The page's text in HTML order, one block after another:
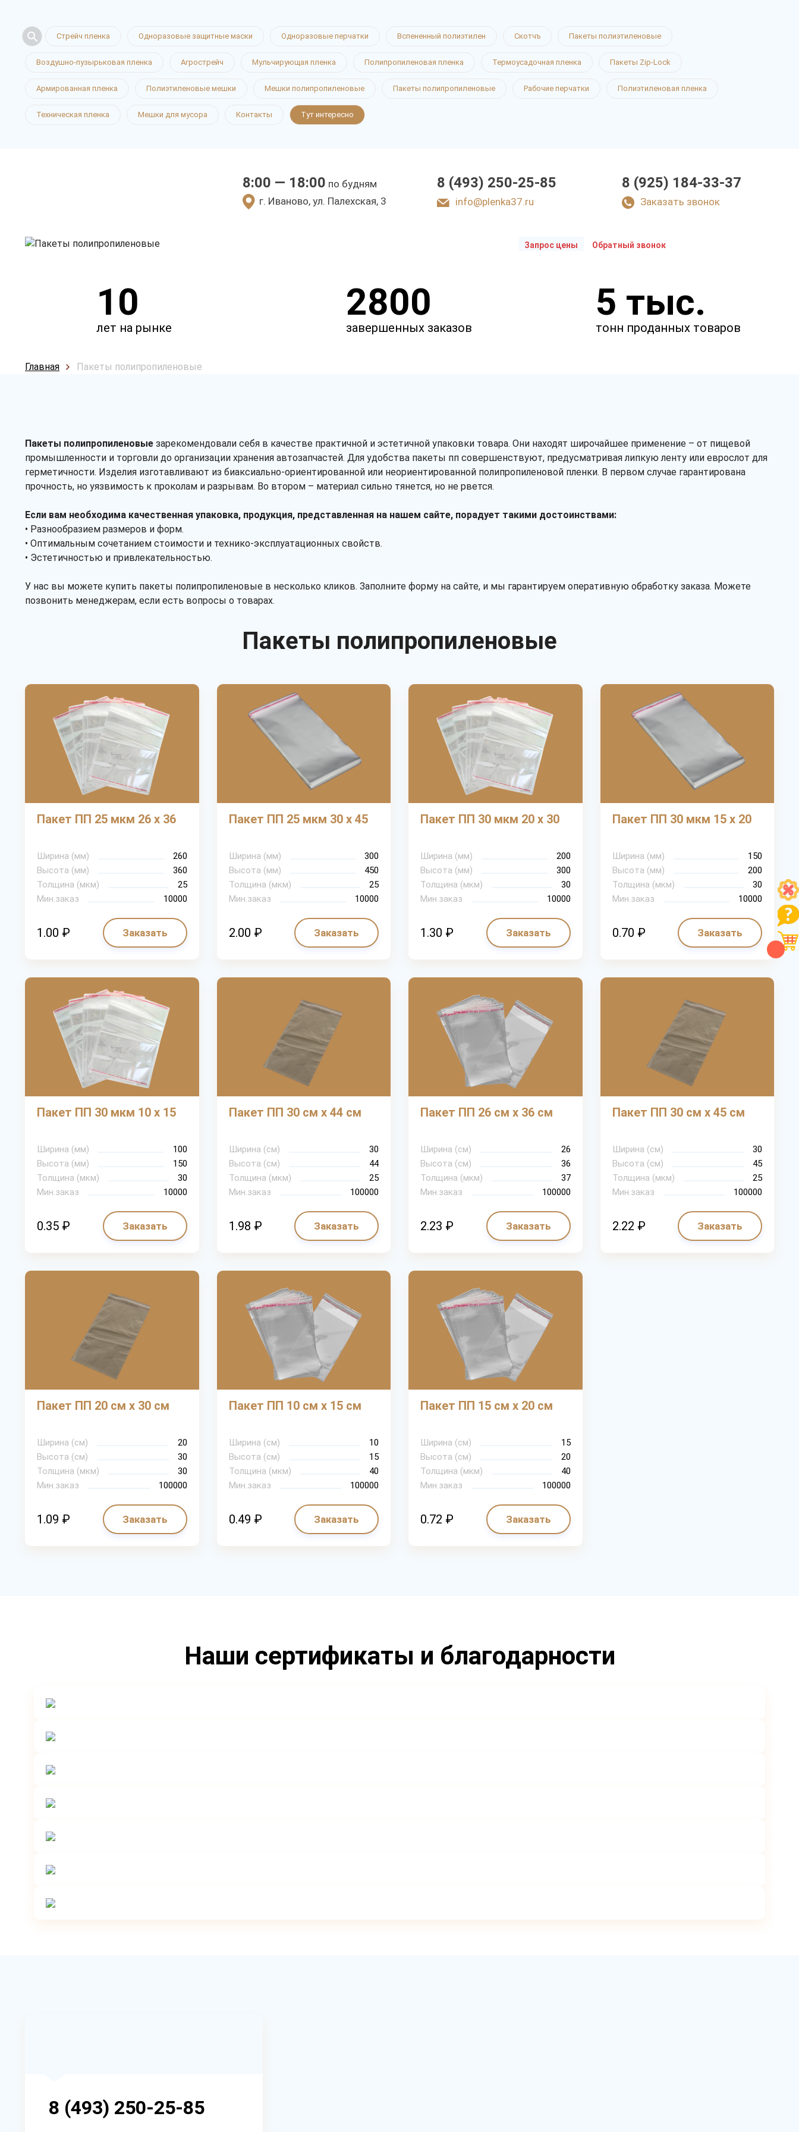
Стрейч пленка Одноразовые защитные маски Одноразовые перчатки Вспененный полиэтилен Скотчъ Пакеты полиэтиленовые
Воздушно-пузырьковая пленка Агрострейч Мульчирующая пленка Полипропиленовая пленка Термоусадочная пленка Пакеты Zip-Lock
Армированная пленка Полиэтиленовые мешки Мешки полипропиленовые Пакеты полипропиленовые Рабочие перчатки Полиэтиленовая пленка
Техническая пленка Мешки для мусора Контакты Тут интересно
8:00 — 18:00 по будням
г. Иваново, ул. Палехская, 3
8 (493) 250-25-85
info@plenka37.ru
8 (925) 184-33-37
Заказать звонок
Пакеты ПП
только приятные цены
Запрос цены Обратный звонок
Укажите параметры
Чтобы мы смогли рассчитать
стоимость товаров.
Клапан
Рассчитать
10
лет на рынке
2800
завершенных заказов
5 тыс.
тонн проданных товаров
Главная Пакеты полипропиленовые
Пакеты полипропиленовые зарекомендовали себя в качестве практичной и эстетичной упаковки товара. Они находят широчайшее применение – от пищевой
промышленности и торговли до организации хранения автозапчастей. Для удобства пакеты пп совершенствуют, предусматривая липкую ленту или еврослот для
герметичности. Изделия изготавливают из биаксиально-ориентированной или неориентированной полипропиленовой пленки. В первом случае гарантирована
прочность, но уязвимость к проколам и разрывам. Во втором – материал сильно тянется, но не рвется.
Если вам необходима качественная упаковка, продукция, представленная на нашем сайте, порадует такими достоинствами:
• Разнообразием размеров и форм.
• Оптимальным сочетанием стоимости и технико-эксплуатационных свойств.
• Эстетичностью и привлекательностью.
У нас вы можете купить пакеты полипропиленовые в несколько кликов. Заполните форму на сайте, и мы гарантируем оперативную обработку заказа. Можете
позвонить менеджерам, если есть вопросы о товарах.
Пакеты полипропиленовые
Пакет ПП 25 мкм 26 х 36
Ширина (мм)
260
Высота (мм)
360
Толщина (мкм)
25
Мин.заказ
10000
1.00 ₽ Заказать
Пакет ПП 25 мкм 30 х 45
Ширина (мм)
300
Высота (мм)
450
Толщина (мкм)
25
Мин.заказ
10000
2.00 ₽ Заказать
Пакет ПП 30 мкм 20 х 30
Ширина (мм)
200
Высота (мм)
300
Толщина (мкм)
30
Мин.заказ
10000
1.30 ₽ Заказать
Пакет ПП 30 мкм 15 х 20
Ширина (мм)
150
Высота (мм)
200
Толщина (мкм)
30
Мин.заказ
10000
0.70 ₽ Заказать
Пакет ПП 30 мкм 10 х 15
Ширина (мм)
100
Высота (мм)
150
Толщина (мкм)
30
Мин.заказ
10000
0.35 ₽ Заказать
Пакет ПП 30 см х 44 см
Ширина (см)
30
Высота (см)
44
Толщина (мкм)
25
Мин.заказ
100000
1.98 ₽ Заказать
Пакет ПП 26 см х 36 см
Ширина (см)
26
Высота (см)
36
Толщина (мкм)
37
Мин.заказ
100000
2.23 ₽ Заказать
Пакет ПП 30 см х 45 см
Ширина (см)
30
Высота (см)
45
Толщина (мкм)
25
Мин.заказ
100000
2.22 ₽ Заказать
Пакет ПП 20 см х 30 см
Ширина (см)
20
Высота (см)
30
Толщина (мкм)
30
Мин.заказ
100000
1.09 ₽ Заказать
Пакет ПП 10 см х 15 см
Ширина (см)
10
Высота (см)
15
Толщина (мкм)
40
Мин.заказ
100000
0.49 ₽ Заказать
Пакет ПП 15 см х 20 см
Ширина (см)
15
Высота (см)
20
Толщина (мкм)
40
Мин.заказ
100000
0.72 ₽ Заказать
Наши сертификаты и благодарности
8 (493) 250-25-85